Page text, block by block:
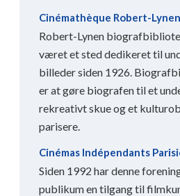
Cinémathèque Robert-Lynen
Robert-Lynen
været et sted dedikeret til
billeder siden 1926.
er at gøre biografen til et
rekreativt skue og et
parisere.
Cinémas Indépendants
Siden 1992 har denne
publikum en tilgang til